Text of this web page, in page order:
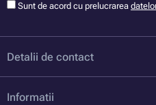
Sunt de acord cu prelucrarea
Detalii de contact
Informatii